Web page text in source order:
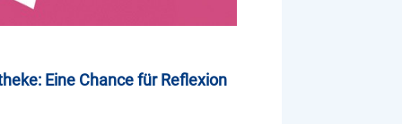
Eine Chance für Reflexion